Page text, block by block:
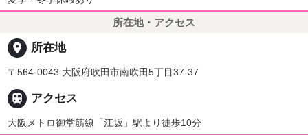
所在地・アクセス
place 所在地
〒564-0043 大阪府吹田市南吹田5丁目37-37
 アクセス
大阪メトロ御堂筋線「江坂」駅より徒歩10分